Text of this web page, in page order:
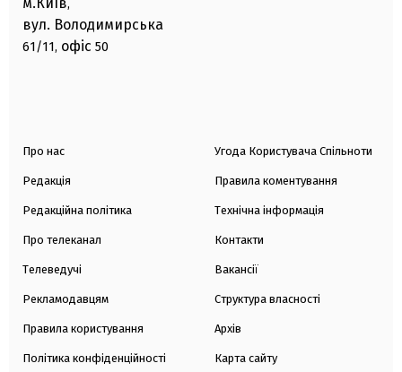
,
вул. Володимирська
61/11, офіс 50
Про нас
Редакція
Редакційна політика
Про телеканал
Телеведучі
Рекламодавцям
Правила користування
Політика конфіденційності
Угода Користувача Спільноти
Правила коментування
Технічна інформація
Контакти
Вакансії
Структура власності
Архів
Карта сайту